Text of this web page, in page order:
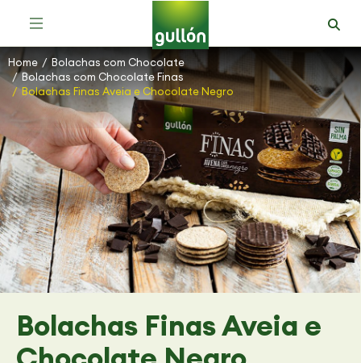
You are here:
Home
Bolachas com Chocolate
Bolachas com Chocolate Finas
Bolachas Finas Aveia e Chocolate Negro
Bolachas Finas Aveia e